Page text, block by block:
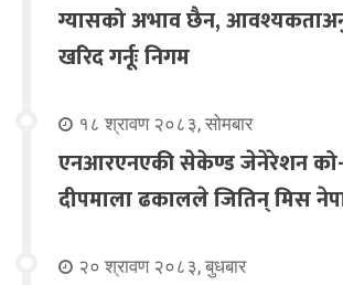
ग्यासको अभाव छैन,
खरिद गर्नूः निगम
१८ श्रावण २०८३, सोमबार
एनआरएनएकी सेकेण्ड जेनेरेशन को-
दीपमाला ढकालले जितिन् मिस
२० श्रावण २०८३, बुधबार